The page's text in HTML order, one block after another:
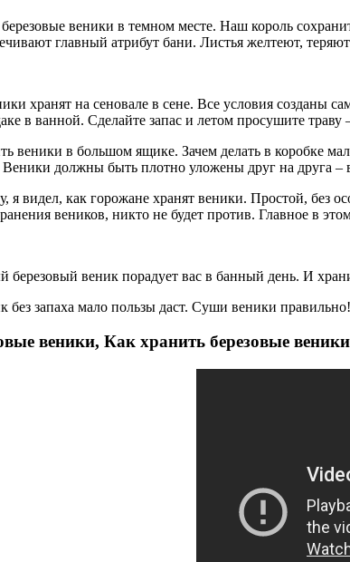
веники в темном месте. Наш король
главный атрибут бани. Листья желтеют,
хранят на сеновале в сене. Все условия созданы
в ванной. Сделайте запас и летом просушите
веники в большом ящике. Зачем делать в коробке
должны быть плотно уложены друг на друга –
я видел, как горожане хранят веники. Простой, без
веников, никто не будет против. Главное в
веник порадует вас в банный день. И
запаха мало пользы даст. Суши веники
веники, Как хранить березовые